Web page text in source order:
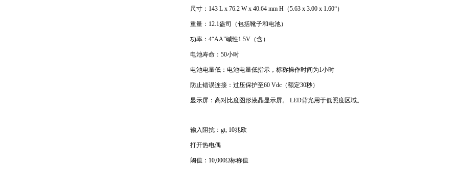
尺寸：143 L x 76.2 W x 40.64 mm H（5.63 x 3.00 x 1.60“）
重量：12.1盎司（包括靴子和电池）
功率：4“AA”碱性1.5V（含）
电池寿命：50小时
电池电量低：电池电量低指示，标称操作时间为1小时
防止错误连接：过压保护至60 Vdc（额定30秒）
显示屏：高对比度图形液晶显示屏。 LED背光用于低照度区域。
输入阻抗：gt; 10兆欧
打开热电偶
阈值：10,000Ω标称值